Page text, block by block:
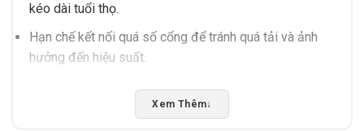
kéo dài tuổi thọ.
Hạn chế kết nối quá số cổng để tránh quá tải và ảnh
hưởng đến hiệu suất.
Thông số đáng chú ý
Số cổng: 8 cổng POE.
Xem Thêm↓